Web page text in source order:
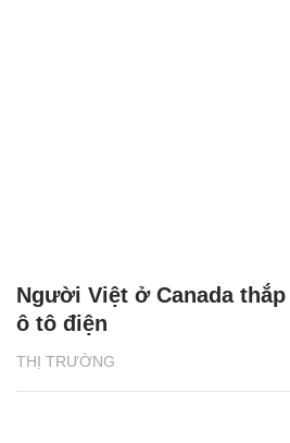
THỊ TRƯỜNG
Người Việt ở Canada
ô tô điện